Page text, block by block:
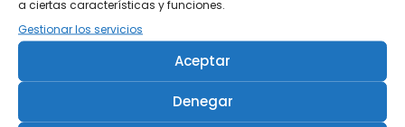
a ciertas características y funciones.
Gestionar los servicios
Aceptar
Denegar
Tisanera "Christmas Cats" 0,25l.
porcelana
Té verde Japón Hojicha BIO 500 gr.